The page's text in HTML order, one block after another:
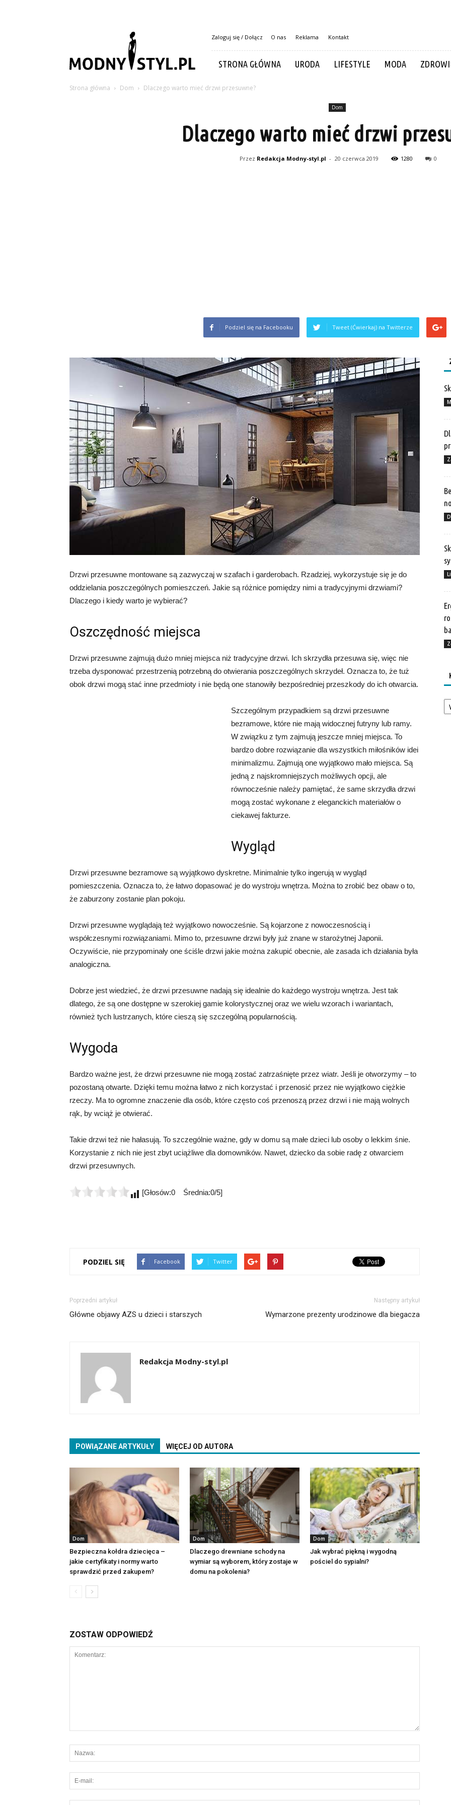
Zaloguj się / Dołącz O nas Reklama Kontakt
STRONA GŁÓWNA URODA LIFESTYLE MODA
Strona główna Dom Dlaczego warto mieć drzwi przesuwne?
Dom
Dlaczego warto mieć drzwi
Przez Redakcja Modny-styl.pl - 20 czerwca 2019 1280 0
Podziel się na Facebooku Tweet (Ćwierkaj) na Twitterze
Drzwi przesuwne montowane są zazwyczaj w szafach i garderobach. Rzadziej, wykorzystuje się je do
oddzielania poszczególnych pomieszczeń. Jakie są różnice pomiędzy nimi a tradycyjnymi drzwiami?
Dlaczego i kiedy warto je wybierać?
Oszczędność miejsca
Drzwi przesuwne zajmują dużo mniej miejsca niż tradycyjne drzwi. Ich skrzydła przesuwa się, więc nie
trzeba dysponować przestrzenią potrzebną do otwierania poszczególnych skrzydeł. Oznacza to, że tuż
obok drzwi mogą stać inne przedmioty i nie będą one stanowiły bezpośredniej przeszkody do ich otwarcia.
Szczególnym przypadkiem są drzwi przesuwne
bezramowe, które nie mają widocznej futryny lub ramy.
W związku z tym zajmują jeszcze mniej miejsca. To
bardzo dobre rozwiązanie dla wszystkich miłośników idei
minimalizmu. Zajmują one wyjątkowo mało miejsca. Są
jedną z najskromniejszych możliwych opcji, ale
równocześnie należy pamiętać, że same skrzydła drzwi
mogą zostać wykonane z eleganckich materiałów o
ciekawej fakturze.
Wygląd
Drzwi przesuwne bezramowe są wyjątkowo dyskretne. Minimalnie tylko ingerują w wygląd
pomieszczenia. Oznacza to, że łatwo dopasować je do wystroju wnętrza. Można to zrobić bez obaw o to,
że zaburzony zostanie plan pokoju.
Drzwi przesuwne wyglądają też wyjątkowo nowocześnie. Są kojarzone z nowoczesnością i
współczesnymi rozwiązaniami. Mimo to, przesuwne drzwi były już znane w starożytnej Japonii.
Oczywiście, nie przypominały one ściśle drzwi jakie można zakupić obecnie, ale zasada ich działania była
analogiczna.
Dobrze jest wiedzieć, że drzwi przesuwne nadają się idealnie do każdego wystroju wnętrza. Jest tak
dlatego, że są one dostępne w szerokiej gamie kolorystycznej oraz we wielu wzorach i wariantach,
również tych lustrzanych, które cieszą się szczególną popularnością.
Wygoda
Bardzo ważne jest, że drzwi przesuwne nie mogą zostać zatrzaśnięte przez wiatr. Jeśli je otworzymy – to
pozostaną otwarte. Dzięki temu można łatwo z nich korzystać i przenosić przez nie wyjątkowo ciężkie
rzeczy. Ma to ogromne znaczenie dla osób, które często coś przenoszą przez drzwi i nie mają wolnych
rąk, by wciąż je otwierać.
Takie drzwi też nie hałasują. To szczególnie ważne, gdy w domu są małe dzieci lub osoby o lekkim śnie.
Korzystanie z nich nie jest zbyt uciążliwe dla domowników. Nawet, dziecko da sobie radę z otwarciem
drzwi przesuwnych.
[Głosów:0 Średnia:0/5]
PODZIEL SIĘ Facebook Twitter
Poprzedni artykuł
Główne objawy AZS u dzieci i starszych
Następny artykuł
Wymarzone prezenty urodzinowe dla biegacza
Redakcja Modny-styl.pl
POWIĄZANE ARTYKUŁY WIĘCEJ OD AUTORA
Dom
Bezpieczna kołdra dziecięca –
jakie certyfikaty i normy warto
sprawdzić przed zakupem?
Dom
Dlaczego drewniane schody na
wymiar są wyborem, który zostaje w
domu na pokolenia?
Dom
Jak wybrać piękną i wygodną
pościel do sypialni?
ZOSTAW ODPOWIEDŹ